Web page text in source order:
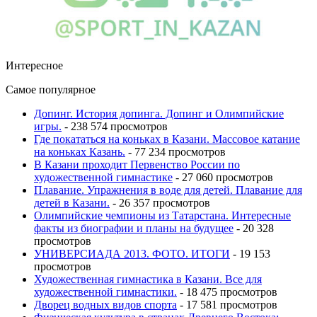
Интересное
Самое популярное
Допинг. История допинга. Допинг и Олимпийские
игры. - 238 574 просмотров
Где покататься на коньках в Казани. Массовое катание
на коньках Казань. - 77 234 просмотров
В Казани проходит Первенство России по
художественной гимнастике - 27 060 просмотров
Плавание. Упражнения в воде для детей. Плавание для
детей в Казани. - 26 357 просмотров
Олимпийские чемпионы из Татарстана. Интересные
факты из биографии и планы на будущее - 20 328
просмотров
УНИВЕРСИАДА 2013. ФОТО. ИТОГИ - 19 153
просмотров
Художественная гимнастика в Казани. Все для
художественной гимнастики. - 18 475 просмотров
Дворец водных видов спорта - 17 581 просмотров